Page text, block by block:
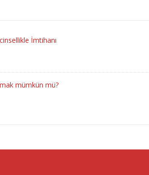
İmtihanı
mümkün mü?